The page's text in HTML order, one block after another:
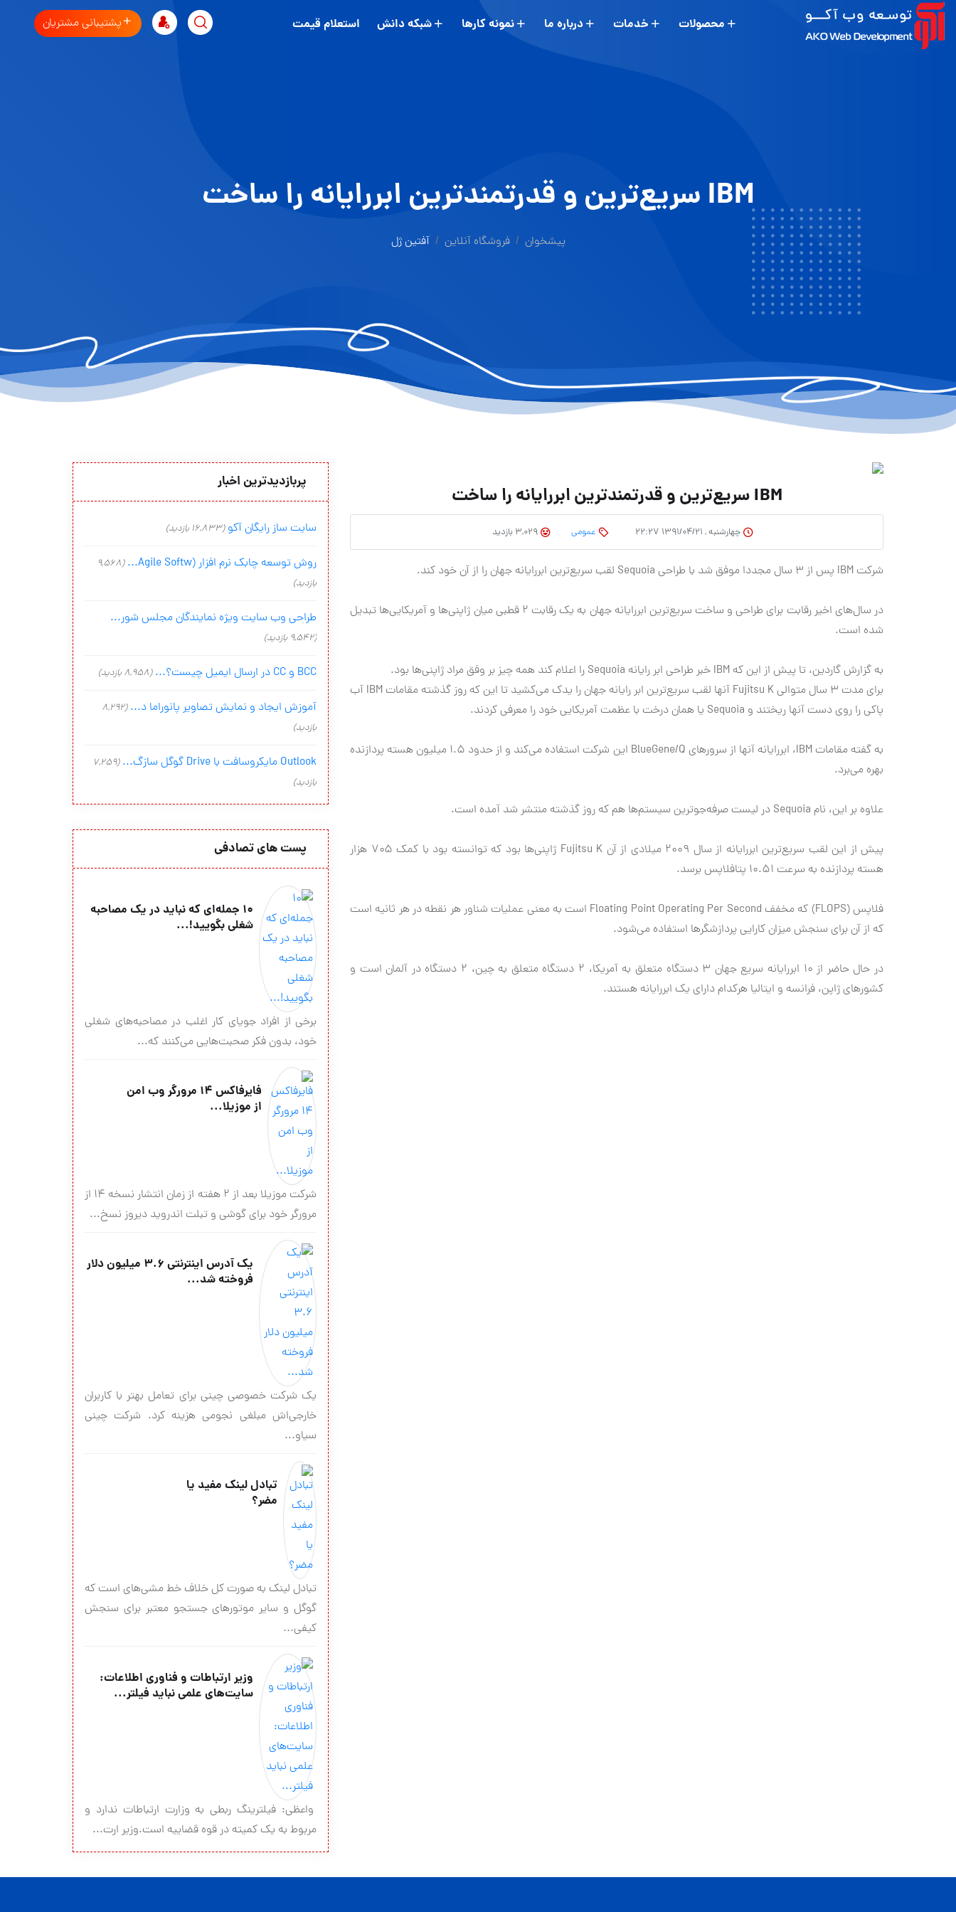
محصولات خدمات درباره ما نمونه کارها شبکه دانش استعلام قیمت پشتیبانی مشتریان
IBM سریع‌ترین و قدرتمندترین ابررایانه را ساخت
پیشخوان فروشگاه آنلاین آفتین ژل
IBM سریع‌ترین و قدرتمندترین ابررایانه را ساخت
چهارشنبه , ۱۳۹۱/۰۴/۲۱ ۲۲:۲۷ عمومی 3,029 بازدید
شرکت IBM پس از ۳ سال مجددا موفق شد با طراحی Sequoia لقب سریع‌ترین ابررایانه جهان را از آن خود کند.
در سال‌های اخیر رقابت برای طراحی و ساخت سریع‌ترین ابررایانه جهان به یک رقابت ۲ قطبی میان ژاپنی‌ها و آمریکایی‌ها تبدیل
شده است.
به گزارش گاردین، تا پیش از این که IBM خبر طراحی ابر رایانه Sequoia را اعلام کند همه چیز بر وفق مراد ژاپنی‌ها بود.
برای مدت ۳ سال متوالی Fujitsu K آنها لقب سریع‌ترین ابر رایانه جهان را یدک می‌کشید تا این که روز گذشته مقامات IBM آب
پاکی را روی دست آنها ریختند و Sequoia یا همان درخت با عظمت آمریکایی خود را معرفی کردند.
به گفته مقامات IBM، ابررایانه آنها از سرورهای BlueGene/Q این شرکت استفاده می‌کند و از حدود ۱.۵ میلیون هسته پردازنده
بهره می‌برد.
علاوه بر این، نام Sequoia در لیست صرفه‌جوترین سیستم‌ها هم که روز گذشته منتشر شد آمده است.
پیش از این لقب سریع‌ترین ابررایانه از سال ۲۰۰۹ میلادی از آن Fujitsu K ژاپنی‌ها بود که توانسته بود با کمک ۷۰۵ هزار
هسته پردازنده به سرعت ۱۰.۵۱ پتافلاپس برسد.
فلاپس (FLOPS) که مخفف Floating Point Operating Per Second است به معنی عملیات شناور هر نقطه در هر ثانیه است
که از آن برای سنجش میزان کارایی پردازشگرها استفاده می‌شود.
در حال حاضر از ۱۰ ابررایانه سریع جهان ۳ دستگاه متعلق به آمریکا، ۲ دستگاه متعلق به چین، ۲ دستگاه در آلمان است و
کشورهای ژاپن، فرانسه و ایتالیا هرکدام دارای یک ابررایانه هستند.
پربازدیدترین اخبار
سایت ساز رایگان آکو (16,833 بازدید)
روش توسعه چابک نرم افزار (Agile Softw...
(9,568
بازدید)
طراحی وب سایت ویژه نمایندگان مجلس شور...
(9,542 بازدید)
BCC و CC در ارسال ایمیل چیست؟... (8,958 بازدید)
آموزش ایجاد و نمایش تصاویر پانوراما د... (8,292
بازدید)
Outlook مایکروسافت با Drive گوگل سازگ...
(7,259
بازدید)
پست های تصادفی
۱۰ جمله‌ای که نباید در یک مصاحبه
شغلی بگویید!...
برخی از افراد جویای کار اغلب در مصاحبه‌های شغلی
خود، بدون فکر صحبت‌هایی می‌کنند که...
فایرفاکس ۱۴ مرورگر وب امن
از موزیلا...
شرکت موزیلا بعد از ۲ هفته از زمان انتشار نسخه ۱۴ از
مرورگر خود برای گوشی و تبلت اندروید دیروز نسخ...
یک آدرس اینترنتی ۳.۶ میلیون دلار
فروخته شد...
یک شرکت خصوصی چینی برای تعامل بهتر با کاربران
خارجی‌اش مبلغی نجومی هزینه کرد. شرکت چینی
سیاو...
تبادل لینک مفید یا
مضر؟
تبادل لینک به صورت کل خلاف خط مشی‌های است که
گوگل و سایر موتورهای جستجو معتبر برای سنجش
کیفی...
وزیر ارتباطات و فناوری اطلاعات:
سایت‌های علمی نباید فیلتر...
واعظی: فیلترینگ ربطی به وزارت ارتباطات ندارد و
مربوط به یک کمیته در قوه قضاییه است.وزیر ارت...